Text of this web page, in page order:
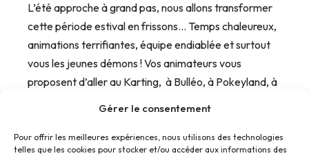
Gérer le consentement
Pour offrir les meilleures expériences, nous utilisons des technologies
telles que les cookies pour stocker et/ou accéder aux informations des
L’été approche à grand pas, nous allons transformer
cette période estival en frissons… Temps chaleureux,
animations terrifiantes, équipe endiablée et surtout
vous les jeunes démons ! Vos animateurs vous
proposent d’aller au Karting, à Bulléo, à Pokeyland, à